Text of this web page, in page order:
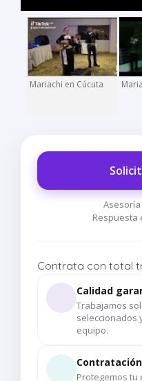
Mariachi en Cúcuta
Respuesta
Contrata con total
Calidad
Trabajamos
seleccionados
equipo.
Protegemos tu